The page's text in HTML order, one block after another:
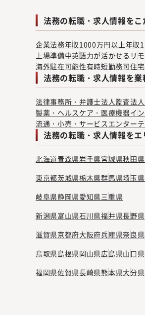
審査に向
機関設計
ク・
ス文化の
各事業部
ための教
直下で、
通じて
期に法務
法務の転職・求人情報を
企業法務年収1000万円以上年収
上場準備中英語力が活かせる リ
海外駐在可能性有時短勤務可住
法務の転職・求人情報を
法律事務所・弁護士法人監査法
製薬・ヘルスケア・医療機器イ
流通・小売・サービス エンター
法務の転職・求人情報を
北海道青森県岩手県宮城県秋田県
東京都茨城県栃木県群馬県埼玉県
岐阜県静岡県愛知県三重県
新潟県富山県石川県福井県長野県
滋賀県京都府大阪府兵庫県奈良県
鳥取県島根県岡山県広島県山口県
福岡県佐賀県長崎県熊本県大分県